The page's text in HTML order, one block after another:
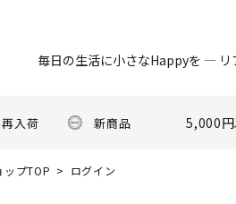
毎日の生活に小さなHappyを ― リ
再入荷 新商品 5,000
ップTOP ログイン